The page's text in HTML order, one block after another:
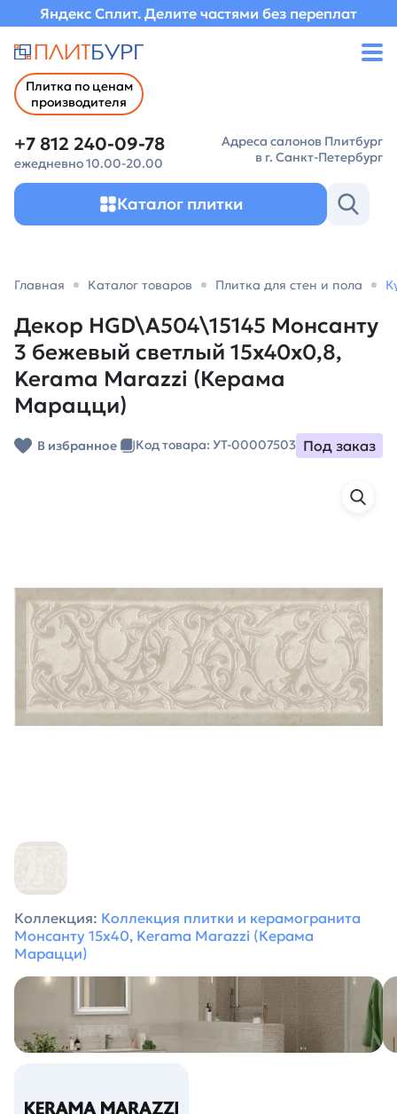
Яндекс Сплит. Делите частями без переплат
Плитка по ценам
производителя
+7 812 240-09-78
ежедневно 10.00-20.00
Адреса салонов Плитбург
в г. Санкт-Петербург
Каталог плитки
Главная Каталог товаров Плитка для стен и пола
Декор HGD\A504\15145 Монсанту
3 бежевый светлый 15x40x0,8,
Kerama Marazzi (Керама
Марацци)
В избранное Код товара: УТ-00007503 Под заказ
Коллекция: Коллекция плитки и керамогранита
Монсанту 15х40, Kerama Marazzi (Керама
Марацци)